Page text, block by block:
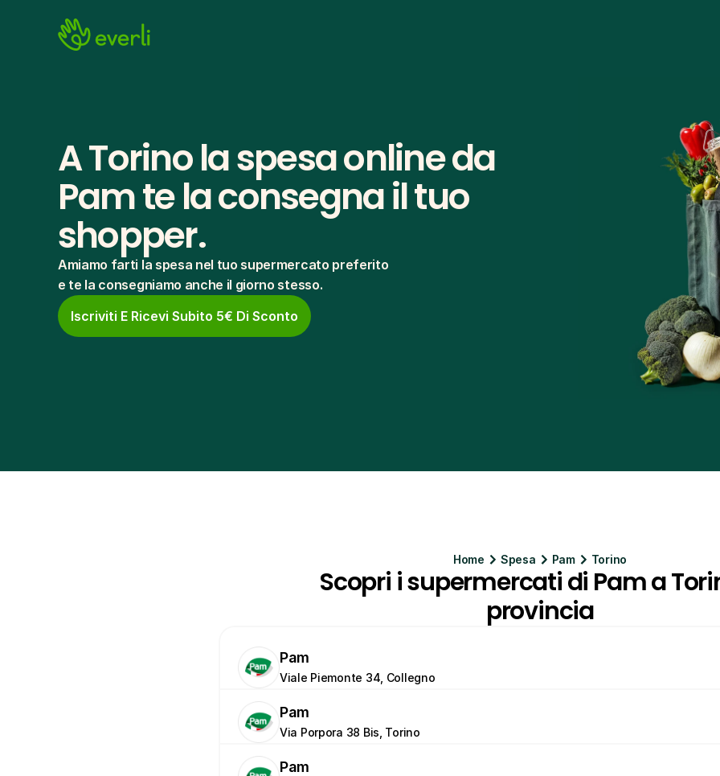
A Torino la spesa online da
Pam te la consegna il tuo
shopper.
Amiamo farti la spesa nel tuo supermercato preferito
e te la consegniamo anche il giorno stesso.
Iscriviti E Ricevi Subito 5€ Di Sconto
Home Spesa Pam Torino
Scopri i supermercati di Pam a
provincia
Pam
Viale Piemonte 34, Collegno
Pam
Via Porpora 38 Bis, Torino
Pam